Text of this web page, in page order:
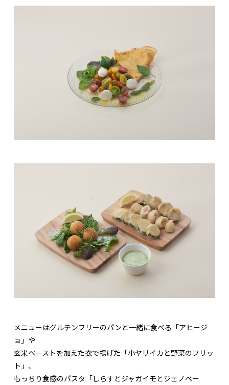
メニューはグルテンフリーのパンと一緒に食べる「アヒージ
ョ」や
玄米ペーストを加えた衣で揚げた「小ヤリイカと野菜のフリッ
ト」、
もっちり食感のパスタ「しらすとジャガイモとジェノベー